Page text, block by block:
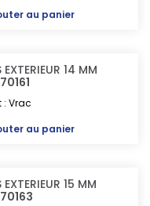
au panier
EXTERIEUR 14 MM
Vrac
au panier
EXTERIEUR 15 MM